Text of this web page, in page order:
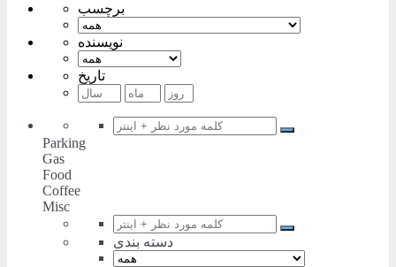
برچسب
نویسنده
تاریخ
Parking
Gas
Food
Coffee
Misc
دسته بندی